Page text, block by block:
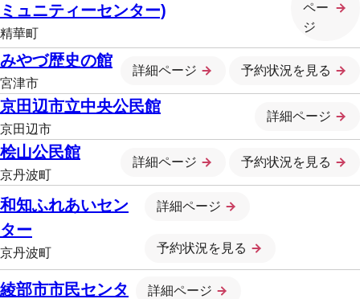
ミュニティーセンター)
精華町
ペー
ジ
みやづ歴史の館
宮津市
詳細ページ 予約状況を見る
京田辺市立中央公民館
京田辺市
詳細ページ
桧山公民館
京丹波町
詳細ページ 予約状況を見る
和知ふれあいセン
ター
京丹波町
詳細ページ
予約状況を見る
綾部市市民センタ
詳細ページ